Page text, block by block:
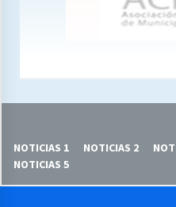
NOTICIAS 1 NOTICIAS 2
NOTICIAS 5